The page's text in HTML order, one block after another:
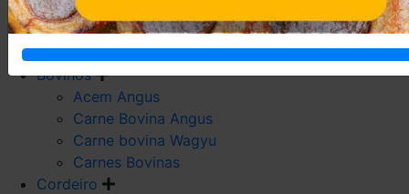
Carne De Frango
Carne De Galeto
Codorna
Bovinos
Acem Angus
Carne Bovina Angus
Carne bovina Wagyu
Carnes Bovinas
Cordeiro